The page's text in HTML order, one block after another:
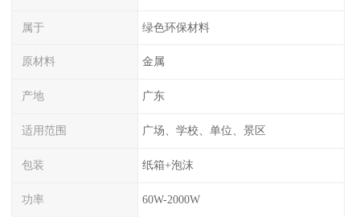
属于 绿色环保材料
原材料 金属
产地 广东
适用范围 广场、学校、单位、景区
包装 纸箱+泡沫
功率 60W-2000W